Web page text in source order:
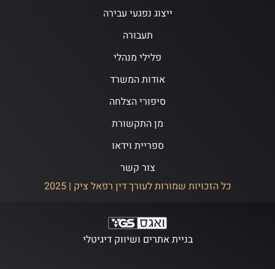
ייצוג נפגעי עבירה
תעבורה
פלילי מנהלי
אודות המשרד
סיפורי הצלחה
מן התקשורת
ספריית וידאו
צור קשר
כל הזכויות שמורות לעורך דין רפאל ציק | 2025
בניית אתרים ושיווק דיגיטלי